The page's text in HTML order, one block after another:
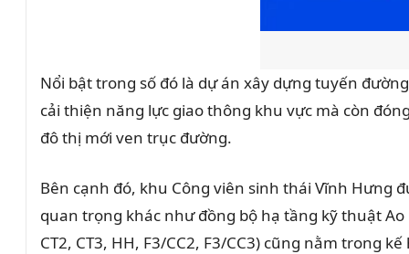
Nổi bật trong số đó là dự án xây dựng tuyến
cải thiện năng lực giao thông khu vực mà còn
đô thị mới ven trục đường.
Bên cạnh đó, khu Công viên sinh thái Vĩnh Hưng
quan trọng khác như đồng bộ hạ tầng kỹ thuật
CT2, CT3, HH, F3/CC2, F3/CC3) cũng nằm trong